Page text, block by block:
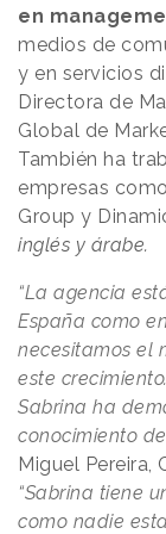
en
medios de
y en servicios
Directora de
Global de
También ha
empresas
Group y
inglés y árabe.
“La agencia
España como
necesitamos el
este
Sabrina ha
conocimiento
Miguel Pereira,
“Sabrina tiene
como nadie